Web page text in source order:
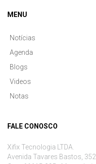
MENU
Notícias
Agenda
Blogs
Videos
Notas
FALE CONOSCO
Xifix Tecnologia LTDA.
Avenida Tavares Bastos, 352